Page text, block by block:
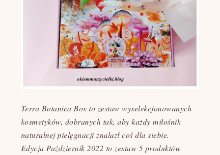
Terra Botanica Boxto zestaw wyselekcjonowanych
kosmetyków, dobranych tak, aby każdy miłośnik
naturalnej pielęgnacji znalazł coś dla siebie.
Edycja Październik 2022 to zestaw 5 produktów